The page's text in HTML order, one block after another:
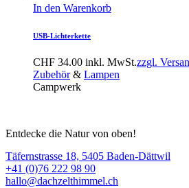
In den Warenkorb
USB-Lichterkette
CHF 34.00 inkl. MwSt.zzgl.
Zubehör& Lampen
Campwerk
Entdecke die Natur von oben!
Täfernstrasse 18, 5405 Baden-Dättwil
+41 (0)76 222 98 90
hallo@dachzelthimmel.ch